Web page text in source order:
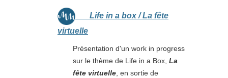
Life in a box / La fête
virtuelle
Présentation d'un work in progress
sur le thème de Life in a Box, La
fête virtuelle, en sortie de